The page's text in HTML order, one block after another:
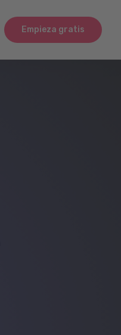
Empieza gratis